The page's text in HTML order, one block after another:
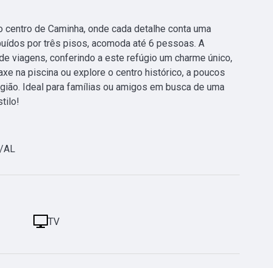
de Caminha, onde cada detalhe conta uma
por três pisos, acomoda até 6 pessoas. A
viagens, conferindo a este refúgio um charme único,
na piscina ou explore o centro histórico, a poucos
Ideal para famílias ou amigos em busca de uma
AL
TV